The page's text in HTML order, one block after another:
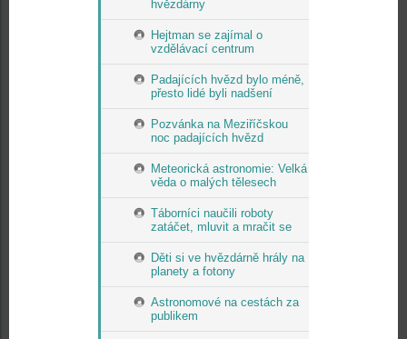
hvězdárny
Hejtman se zajímal o
vzdělávací centrum
Padajících hvězd bylo méně,
přesto lidé byli nadšení
Pozvánka na Meziříčskou
noc padajících hvězd
Meteorická astronomie: Velká
věda o malých tělesech
Táborníci naučili roboty
zatáčet, mluvit a mračit se
Děti si ve hvězdárně hrály na
planety a fotony
Astronomové na cestách za
publikem